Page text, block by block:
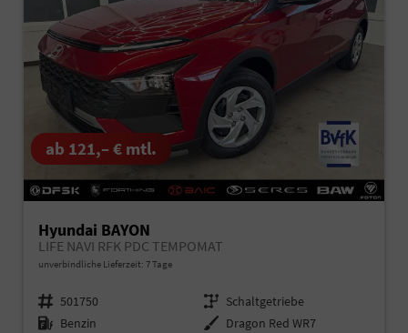
ab 121,– € mtl.
Hyundai BAYON
LIFE NAVI RFK PDC TEMPOMAT
unverbindliche Lieferzeit: 7 Tage
Fahrzeugnr. 501750 Getriebe Schaltgetriebe
Kraftstoff Benzin Außenfarbe Dragon Red WR7